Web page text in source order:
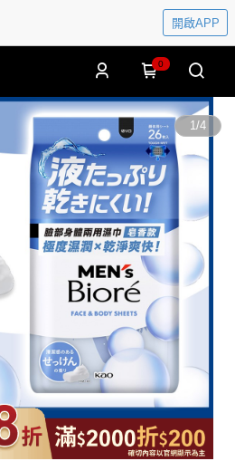
開啟APP
0
1/4